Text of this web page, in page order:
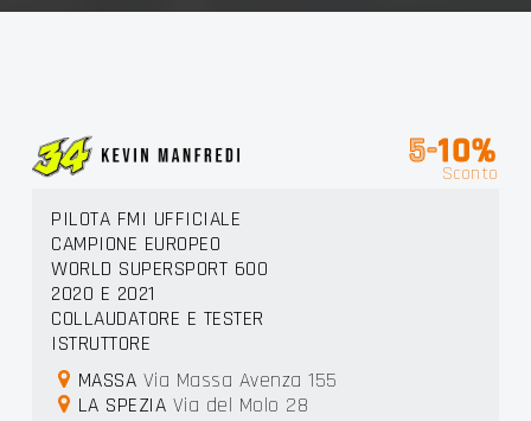
5-10%
Sconto
PILOTA FMI UFFICIALE
CAMPIONE EUROPEO
WORLD SUPERSPORT 600
2020 E 2021
COLLAUDATORE E TESTER
ISTRUTTORE
MASSA Via Massa Avenza 155
LA SPEZIA Via del Molo 28